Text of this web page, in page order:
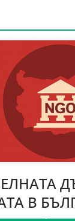
В